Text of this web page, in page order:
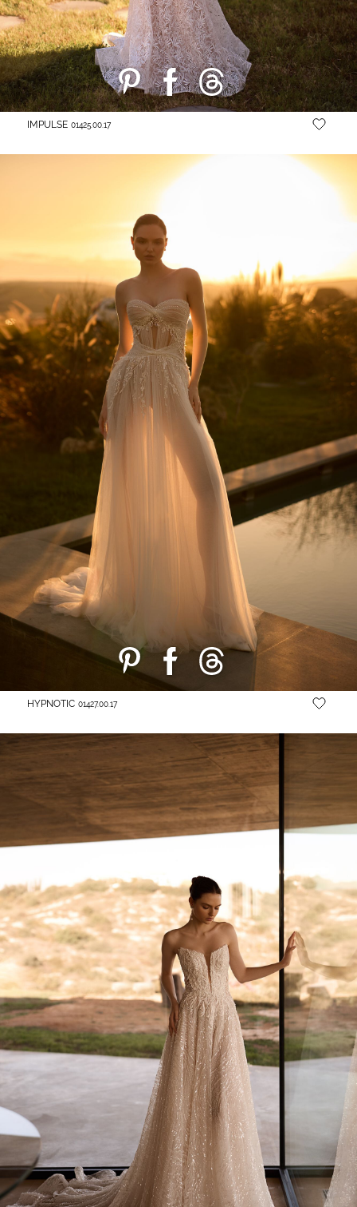
IMPULSE 01425.00.17
HYPNOTIC 01427.00.17